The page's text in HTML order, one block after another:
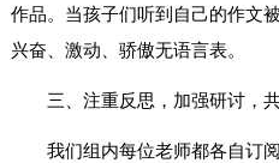
作品。当孩子们听到自己的作文
兴奋、激动、骄傲无语言表。
三、注重反思，加强研讨，
我们组内每位老师都各自订